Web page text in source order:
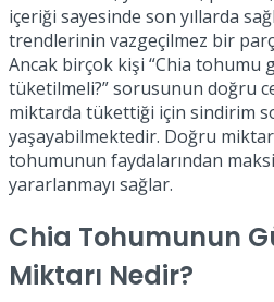
içeriği sayesinde son yıllarda
trendlerinin vazgeçilmez bir
Ancak birçok kişi “Chia tohumu
tüketilmeli?” sorusunun doğru
miktarda tükettiği için sindirim
yaşayabilmektedir. Doğru
tohumunun faydalarından
yararlanmayı sağlar.
Chia Tohumunun
Miktarı Nedir?